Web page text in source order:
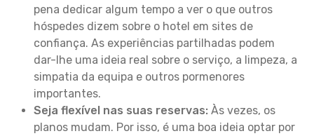
pena dedicar algum tempo a ver o que outros
hóspedes dizem sobre o hotel em sites de
confiança. As experiências partilhadas podem
dar-lhe uma ideia real sobre o serviço, a limpeza, a
simpatia da equipa e outros pormenores
importantes.
Seja flexível nas suas reservas: Às vezes, os
planos mudam. Por isso, é uma boa ideia optar por